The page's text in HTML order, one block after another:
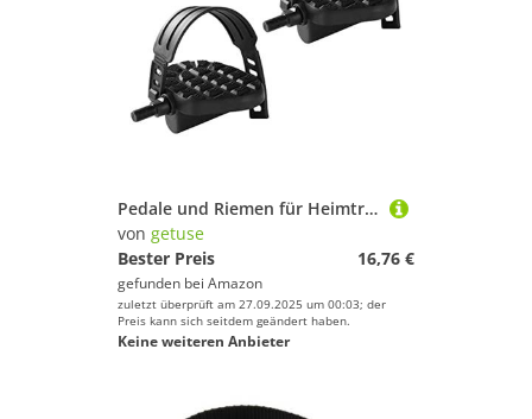
Pedale und Riemen für Heimtrainer oder Fahrrad, Kunststoff, verstellbare Gurtbänder, rutschfeste Oberfläche, 15 x 15 x 7 cm- Lang 9/16
von getuse
Bester Preis
16,76 €
gefunden bei Amazon
zuletzt überprüft am 27.09.2025 um 00:03; der
Preis kann sich seitdem geändert haben.
Keine weiteren Anbieter